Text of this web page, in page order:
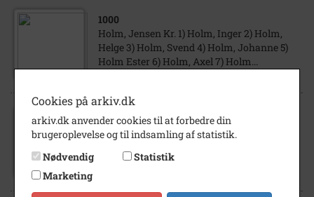
1000
Holm, Jensen Kr. 1) Holm, Inger 2) Holm,
Helge 3) Holm, Svend 4) Holm, Johanne 5)
Holm Ester 6) Holm, Axel 7) Holm...
1000
3) Holm, Jensen Kr. 2) Holm, Marianne
Holm, Sigrid 6) Holm, Thomas 7) Holm...
Cookies på arkiv.dk
arkiv.dk anvender cookies til at forbedre din
brugeroplevelse og til indsamling af statistik.
Nødvendig
Statistik
Marketing